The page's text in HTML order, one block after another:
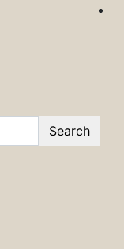
Search